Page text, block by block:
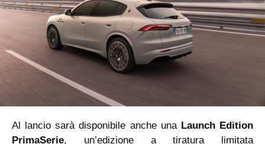
Al lancio sarà disponibile anche una Launch Edition
PrimaSerie, un’edizione a tiratura limitata